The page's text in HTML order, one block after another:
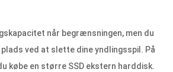
når begrænsningen, men du
ved at slette dine yndlingsspil. På
købe en større SSD ekstern harddisk.